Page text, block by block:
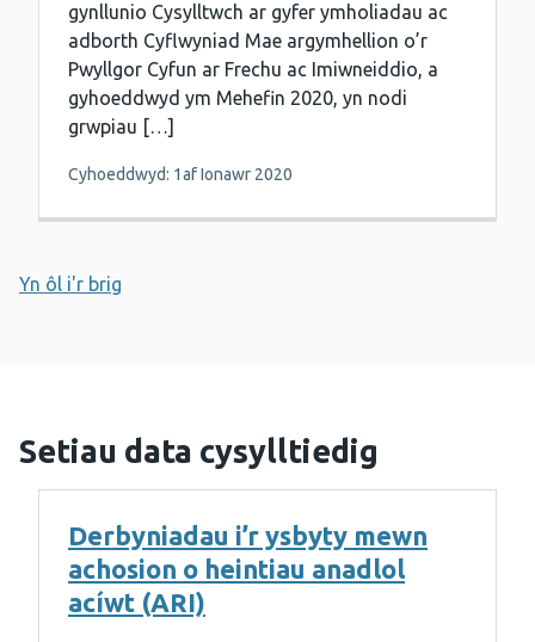
gynllunio Cysylltwch ar gyfer ymholiadau ac
adborth Cyflwyniad Mae argymhellion o’r
Pwyllgor Cyfun ar Frechu ac Imiwneiddio, a
gyhoeddwyd ym Mehefin 2020, yn nodi
grwpiau […]
Cyhoeddwyd: 1af Ionawr 2020
Yn ôl i'r brig
Setiau data cysylltiedig
Derbyniadau i’r ysbyty mewn
achosion o heintiau anadlol
acíwt (ARI)